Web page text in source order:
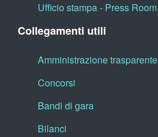
Ufficio stampa - Press Room
Collegamenti utili
Amministrazione trasparente
Concorsi
Bandi di gara
Bilanci